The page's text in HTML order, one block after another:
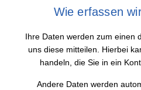
Wie erfassen
Ihre Daten werden zum einen
uns diese mitteilen. Hierbei
handeln, die Sie in ein
Andere Daten werden